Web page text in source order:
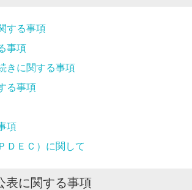
する事項
事項
きに関する事項
る事項
項
ＤＥＣ）に関して
表に関する事項